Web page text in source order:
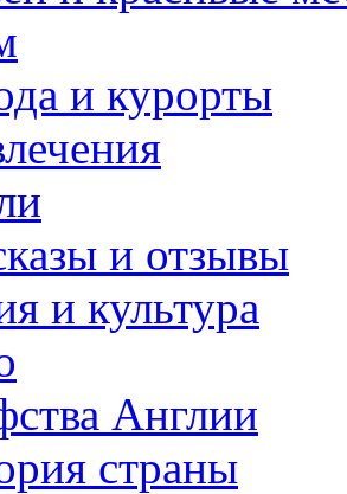
и курорты
и отзывы
и культура
Англии
страны